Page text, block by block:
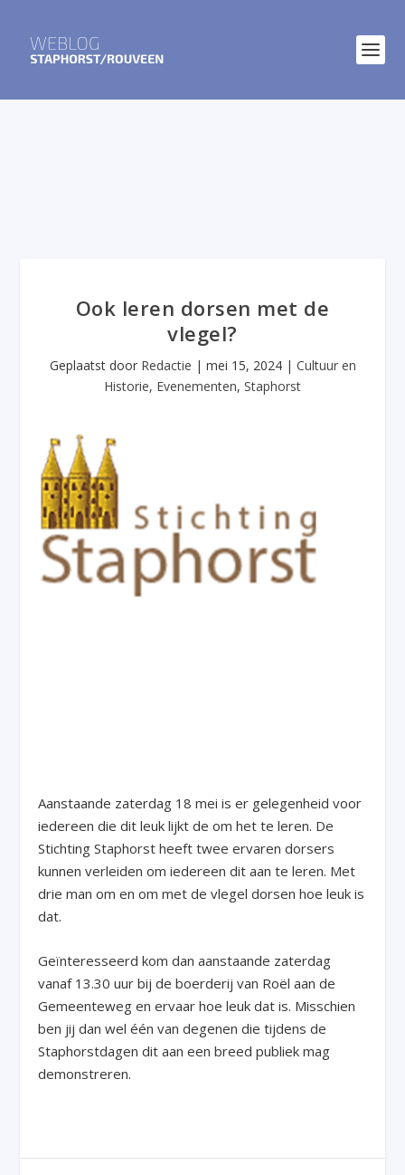
Ook leren dorsen met de
vlegel?
Geplaatst door Redactie | mei 15, 2024| Cultuur en
Historie, Evenementen, Staphorst
Aanstaande zaterdag 18 mei is er gelegenheid voor
iedereen die dit leuk lijkt de om het te leren. De
Stichting Staphorst heeft twee ervaren dorsers
kunnen verleiden om iedereen dit aan te leren. Met
drie man om en om met de vlegel dorsen hoe leuk is
dat.
Geïnteresseerd kom dan aanstaande zaterdag
vanaf 13.30 uur bij de boerderij van Roël aan de
Gemeenteweg en ervaar hoe leuk dat is. Misschien
ben jij dan wel één van degenen die tijdens de
Staphorstdagen dit aan een breed publiek mag
demonstreren.